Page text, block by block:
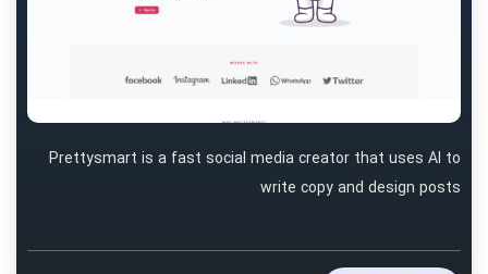
Prettysmart is a fast social media creator that uses AI to
write copy and design posts